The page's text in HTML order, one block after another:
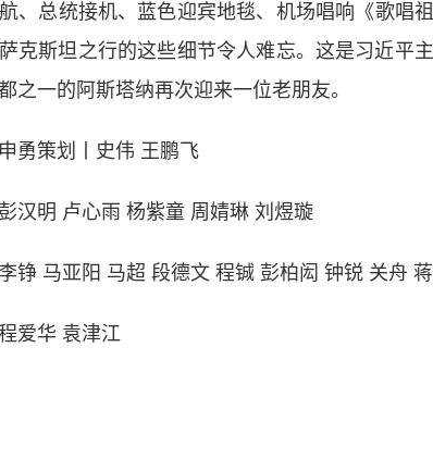
总统接机、蓝色迎宾地毯、机场唱响《歌唱
克斯坦之行的这些细节令人难忘。这是习近平
之一的阿斯塔纳再次迎来一位老朋友。
策划丨史伟 王鹏飞
明 卢心雨 杨紫童 周婧琳 刘煜璇
马亚阳 马超 段德文 程铖 彭柏闳 钟锐 关舟 蒋
华 袁津江